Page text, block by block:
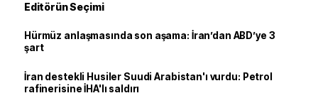
Editörün Seçimi
Hürmüz anlaşmasında son aşama: İran’dan ABD’ye 3
şart
İran destekli Husiler Suudi Arabistan'ı vurdu: Petrol
rafinerisine İHA'lı saldırı